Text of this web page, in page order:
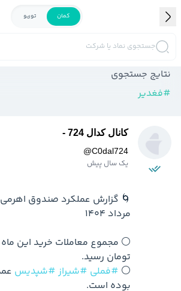
کمان توربو
جستجوی نماد یا شرکت
نتایج جستجوی
#فغدیر
کانال کدال 724 -
@C0dal724
یک سال پیش
🌀 گزارش عملکرد صندوق اهرمی
⚪️ #فملی #شیراز #شپدیس